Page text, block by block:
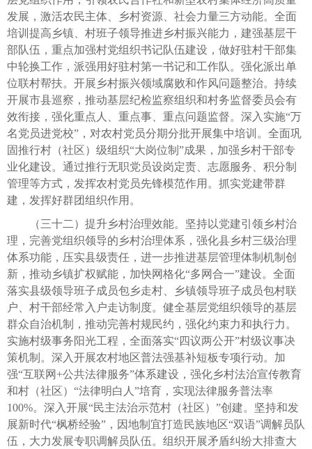
发展，激活农民主体、乡村资源、社会力量三方动能。全面
培训提高乡镇、村班子领导推进乡村振兴能力，建强基层干
部队伍，重点加强村党组织书记队伍建设，做好驻村干部集
中轮换工作，派强用好驻村第一书记和工作队。强化派出单
位联村帮扶。开展乡村振兴领域腐败和作风问题整治。持续
开展市县巡察，推动基层纪检监察组织和村务监督委员会有
效衔接，强化重点人、重点事、重点问题监督。深入实施“万
名党员进党校”，对农村党员分期分批开展集中培训。全面巩
固推行村（社区）级组织“大岗位制”成果，加强乡村干部专
业化建设。通过推行无职党员设岗定责、志愿服务、积分制
管理等方式，发挥农村党员先锋模范作用。抓实党建带群
建，发挥好群团组织作用。
（三十二）提升乡村治理效能。坚持以党建引领乡村治
理，完善党组织领导的乡村治理体系，强化县乡村三级治理
体系功能，压实县级责任，进一步推进基层管理体制机制创
新，推动乡镇扩权赋能，加快网格化“多网合一”建设。全面
落实县级领导班子成员包乡走村、乡镇领导班子成员包村联
户、村干部经常入户走访制度。健全基层党组织领导的基层
群众自治机制，推动完善村规民约，强化约束力和执行力。
实施村级事务阳光工程，全面落实“四议两公开”村级议事决
策机制。深入开展农村地区普法强基补短板专项行动。加
强“互联网+公共法律服务”体系建设，强化乡村法治宣传教育
和村（社区）“法律明白人”培育，实现法律服务普法率
100%。深入开展“民主法治示范村（社区）”创建。坚持和发
展新时代“枫桥经验”，因地制宜打造民族地区“双语”调解员队
伍，大力发展专职调解员队伍。组织开展矛盾纠纷大排查大